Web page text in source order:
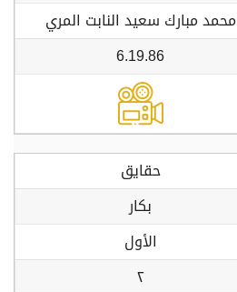
محمد مبارك سعيد النابت المري
6.19.86
حقايق
بكار
الأول
٢